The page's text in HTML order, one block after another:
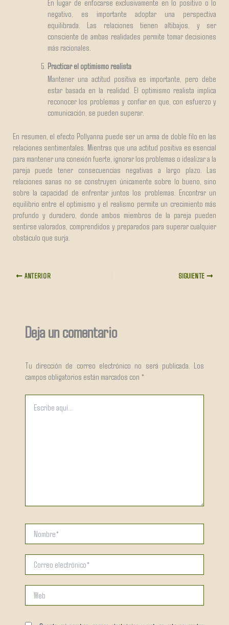
En lugar de enfocarse exclusivamente en lo positivo o lo
negativo, es importante adoptar una perspectiva
equilibrada. Las relaciones tienen altibajos, y ser
consciente de ambas realidades permite tomar decisiones
más racionales.
Practicar el optimismo realista
Mantener una actitud positiva es importante, pero debe
estar basada en la realidad. El optimismo realista implica
reconocer los problemas y confiar en que, con esfuerzo y
comunicación, se pueden superar.
En resumen, el efecto Pollyanna puede ser un arma de doble filo en las
relaciones sentimentales. Mientras que una actitud positiva es esencial
para mantener una conexión fuerte, ignorar los problemas o idealizar a la
pareja puede tener consecuencias negativas a largo plazo. Las
relaciones sanas no se construyen únicamente sobre lo bueno, sino
sobre la capacidad de enfrentar juntos los problemas. Encontrar un
equilibrio entre el optimismo y el realismo permite un crecimiento más
profundo y duradero, donde ambos miembros de la pareja pueden
sentirse valorados, comprendidos y preparados para superar cualquier
obstáculo que surja.
ANTERIOR SIGUIENTE
Deja un comentario
Tu dirección de correo electrónico no será publicada.
Los
campos obligatorios están marcados con *
aquí...
electrónico*